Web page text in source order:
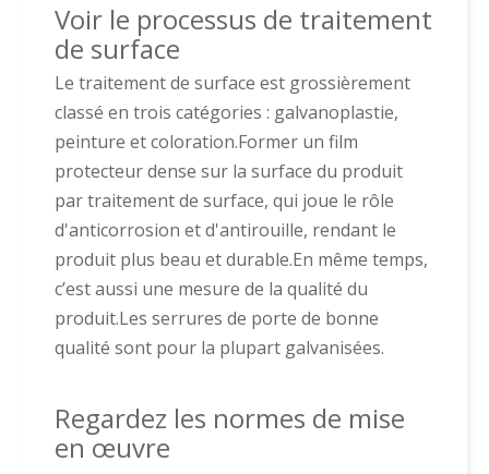
Voir le processus de traitement
de surface
Le traitement de surface est grossièrement
classé en trois catégories : galvanoplastie,
peinture et coloration.Former un film
protecteur dense sur la surface du produit
par traitement de surface, qui joue le rôle
d'anticorrosion et d'antirouille, rendant le
produit plus beau et durable.En même temps,
c’est aussi une mesure de la qualité du
produit.Les serrures de porte de bonne
qualité sont pour la plupart galvanisées.
Regardez les normes de mise
en œuvre